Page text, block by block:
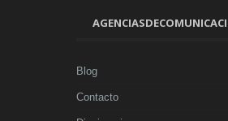
Blog
Contacto